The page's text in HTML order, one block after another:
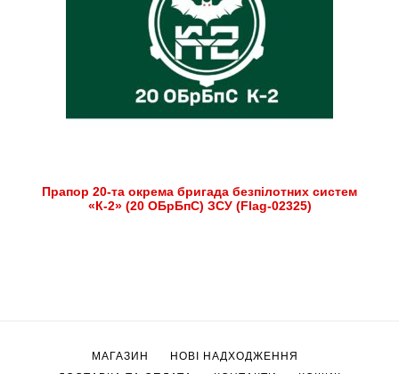
Прапор 20-та окрема бригада безпілотних систем
«К-2» (20 ОБрБпС) ЗСУ (Flag-02325)
МАГАЗИН
НОВІ НАДХОДЖЕННЯ